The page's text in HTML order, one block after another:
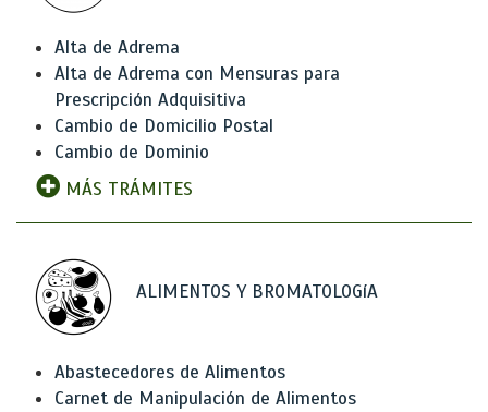
Alta de Adrema
Alta de Adrema con Mensuras para
Prescripción Adquisitiva
Cambio de Domicilio Postal
Cambio de Dominio
MÁS TRÁMITES
ALIMENTOS Y BROMATOLOGíA
Abastecedores de Alimentos
Carnet de Manipulación de Alimentos